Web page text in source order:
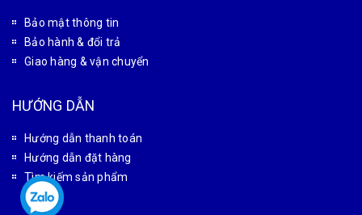
Bảo mật thông tin
Bảo hành & đổi trả
Giao hàng & vận chuyển
HƯỚNG DẪN
Hướng dẫn thanh toán
Hướng dẫn đặt hàng
Tìm kiếm sản phẩm